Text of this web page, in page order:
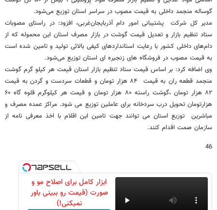
گوساله منجمد داخلی به قیمت مصوب در سراسر استان توزیع می‌شود.
مدیر کل شرکت پشتیبانی امور دام آذربایجان‌غربی، افزود: در راستای مصوبات
ستاد تنظیم بازار و تعدیل قیمت گوشت در بازار مصرف استان این محموله که از
دام‌های داخلی کشور با رعایت استانداردهای کیفی بالائی تولید و تامین شده است
به قیمت مصوب در فروشگاه های زنجیره ای استان توزیع می‌شود.
وی اضافه کرد: بر اساس قیمت ستاد تنظیم بازار استان قیمت هر کیلو گرم گوشت
منجمد قطعه ران به قیمت ۸۴ هزار تومان و قطعات سردست و گردن به قیمت
۸۲ هزار تومان ،گوشت راسته ۸۰ هزار تومان و قیمت هر کیلوگرم قلوه گاه ۶۰
هزارتومان تحویل درب سردخانه برای عاملین توزیع می شود. مراکز عمده مصرف و
مباشرین توزیع استان می توانند جهت تامین این اقلام با اخذ معرفی نامه از
سازمان صمت اقدام کنند.
46
ابزار کامل برای اصلاح مو و
صورت (قیمت رو ببینی باور
نمیکنی!)